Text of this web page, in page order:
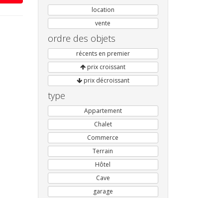
location
vente
ordre des objets
récents en premier
prix croissant
prix décroissant
type
Appartement
Chalet
Commerce
Terrain
Hôtel
Cave
garage